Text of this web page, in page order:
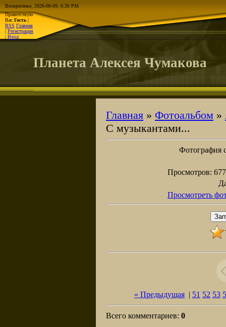
Воскресенье, 2026-08-09, 6:26 PM
Приветствую
Вас Гость |
RSS Главная
| Регистрация
| Вход
Планета Алексея Чумакова
Главная » Фотоальбом »
С музыкантами...
Фотография
Просмотров:
Просмотреть
« Предыдущая | 51 52 53
Всего комментариев: 0